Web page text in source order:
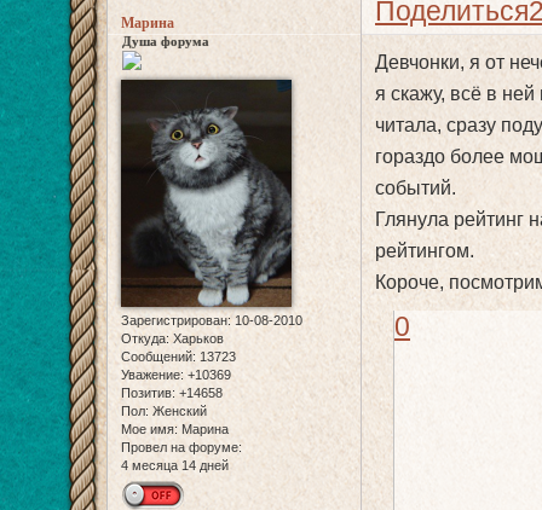
Поделиться
Марина
Душа форума
Зарегистрирован: 10-08-2010
Откуда: Харьков
Сообщений: 13723
Уважение: +10369
Позитив: +14658
Пол: Женский
Мое имя: Марина
Провел на форуме:
4 месяца 14 дней
Девчонки, я от
я скажу, всё в ней
читала, сразу
гораздо более
событий.
Глянула рейтинг
рейтингом.
Короче,
0